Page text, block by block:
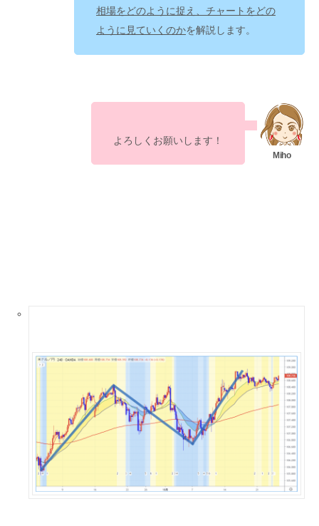
相場をどのように捉え、チャートをどの
ように見ていくのかを解説します。
よろしくお願いします！